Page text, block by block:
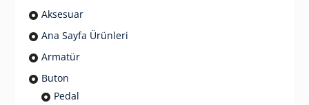
Aksesuar
Ana Sayfa Ürünleri
Armatür
Buton
Pedal